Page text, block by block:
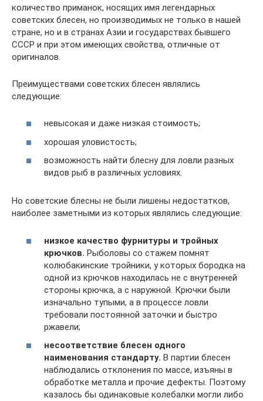
количество приманок, носящих имя легендарных
советских блесен, но производимых не только в нашей
стране, но и в странах Азии и государствах бывшего
СССР и при этом имеющих свойства, отличные от
оригиналов.
Преимуществами советских блесен являлись
следующие:
невысокая и даже низкая стоимость;
хорошая уловистость;
возможность найти блесну для ловли разных
видов рыб в различных условиях.
Но советские блесны не были лишены недостатков,
наиболее заметными из которых являлись следующие:
низкое качество фурнитуры и тройных
крючков. Рыболовы со стажем помнят
колюбакинские тройники, у которых бородка на
одной из крючков находилась не с внутренней
стороны крючка, а с наружной. Крючки были
изначально тупыми, а в процессе ловли
требовали постоянной заточки и быстро
ржавели;
несоответствие блесен одного
наименования стандарту. В партии блесен
наблюдались отклонения по массе, изъяны в
обработке металла и прочие дефекты. Поэтому
казалось бы одинаковые колебалки могли либо